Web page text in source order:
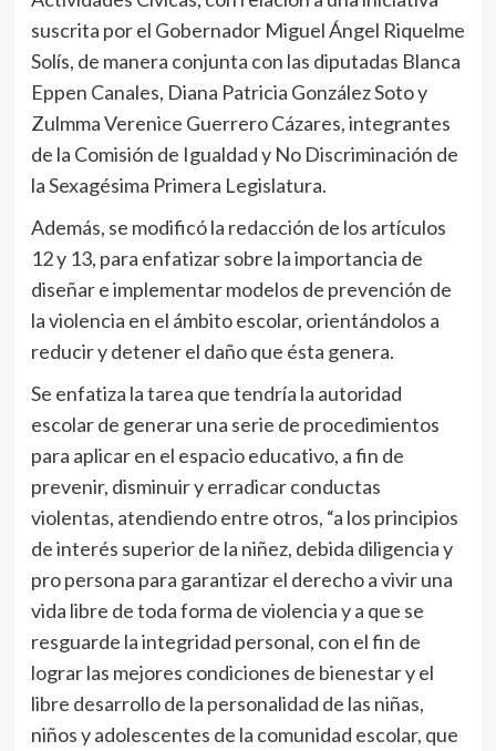
suscrita por el Gobernador Miguel Ángel Riquelme
Solís, de manera conjunta con las diputadas Blanca
Eppen Canales, Diana Patricia González Soto y
Zulmma Verenice Guerrero Cázares, integrantes
de la Comisión de Igualdad y No Discriminación de
la Sexagésima Primera Legislatura.
Además, se modificó la redacción de los artículos
12 y 13, para enfatizar sobre la importancia de
diseñar e implementar modelos de prevención de
la violencia en el ámbito escolar, orientándolos a
reducir y detener el daño que ésta genera.
Se enfatiza la tarea que tendría la autoridad
escolar de generar una serie de procedimientos
para aplicar en el espacio educativo, a fin de
prevenir, disminuir y erradicar conductas
violentas, atendiendo entre otros, “a los principios
de interés superior de la niñez, debida diligencia y
pro persona para garantizar el derecho a vivir una
vida libre de toda forma de violencia y a que se
resguarde la integridad personal, con el fin de
lograr las mejores condiciones de bienestar y el
libre desarrollo de la personalidad de las niñas,
niños y adolescentes de la comunidad escolar, que